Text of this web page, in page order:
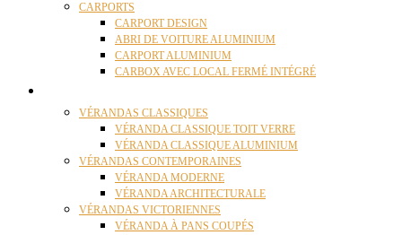
CARPORTS
CARPORT DESIGN
ABRI DE VOITURE ALUMINIUM
CARPORT ALUMINIUM
CARBOX AVEC LOCAL FERMÉ INTÉGRÉ
VÉRANDAS CLASSIQUES
VÉRANDA CLASSIQUE TOIT VERRE
VÉRANDA CLASSIQUE ALUMINIUM
VÉRANDAS CONTEMPORAINES
VÉRANDA MODERNE
VÉRANDA ARCHITECTURALE
VÉRANDAS VICTORIENNES
VÉRANDA À PANS COUPÉS